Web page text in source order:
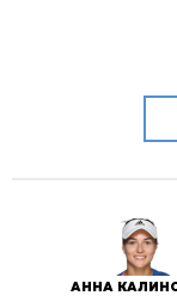
АННА